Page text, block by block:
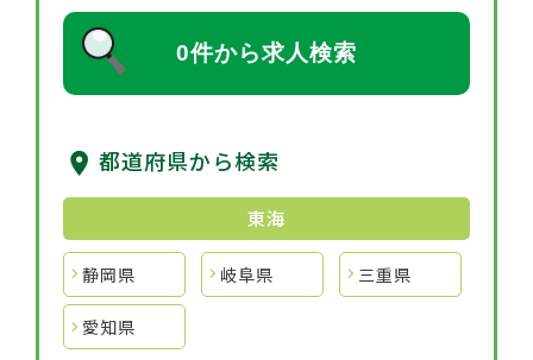
0件から求人検索
都道府県から検索
東海
静岡県 岐阜県 三重県
愛知県